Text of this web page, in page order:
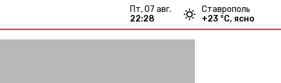
пт, 07 авг.
22:28
Ставрополь
+23 °С, ясно